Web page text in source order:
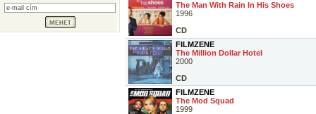
The Man With Rain In His Shoes
1996
CD
FILMZENE
The Million Dollar Hotel
2000
CD
FILMZENE
The Mod Squad
1999